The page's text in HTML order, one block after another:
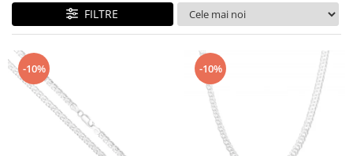
BIJUTERII PENTRU COPII
INELE
PIERCING
SETURI BIJUTERII
ACE DE CRAVATA
BRATARI PENTRU PICIOR
INELE
BUTONI
BRATARA TIP ROZARIU
LANTURI TIP ROZARIU
FILTRE
-10% -10%